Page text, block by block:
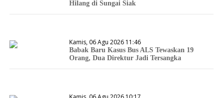
Hilang di Sungai Siak
Kamis, 06 Agu 2026 11:46
Babak Baru Kasus Bus ALS Tewaskan 19
Orang, Dua Direktur Jadi Tersangka